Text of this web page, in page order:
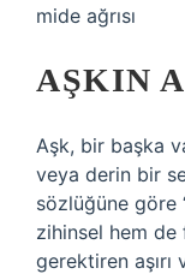
mide ağrısı
AŞKIN
Aşk, bir başka
veya derin bir
sözlüğüne göre
zihinsel hem de
gerektiren